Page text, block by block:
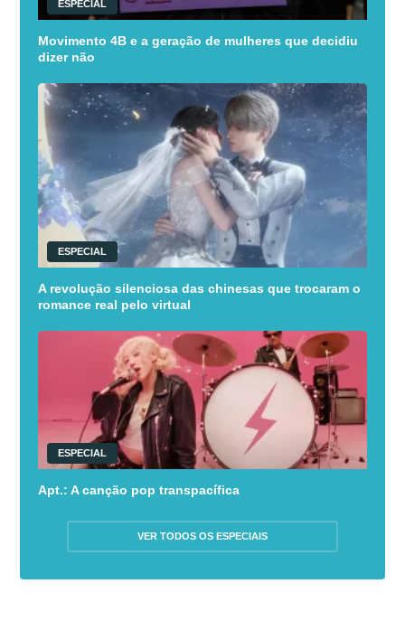
ESPECIAL
Movimento 4B e a geração de mulheres que decidiu
dizer não
ESPECIAL
A revolução silenciosa das chinesas que trocaram o
romance real pelo virtual
ESPECIAL
Apt.: A canção pop transpacífica
VER TODOS OS ESPECIAIS